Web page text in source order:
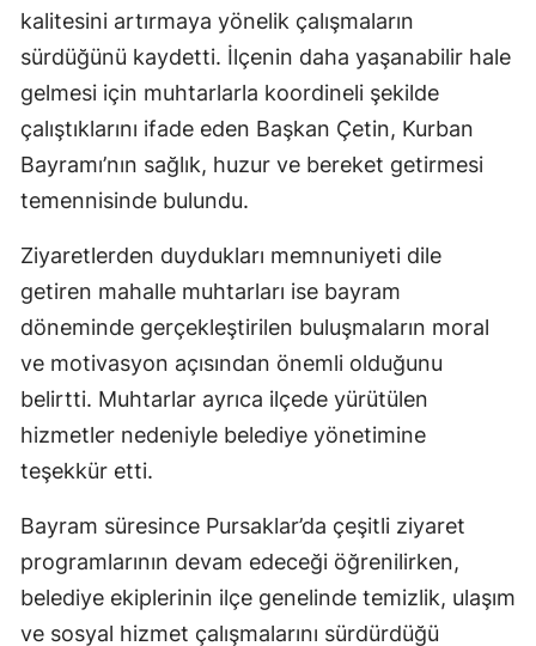
kalitesini artırmaya yönelik çalışmaların
sürdüğünü kaydetti. İlçenin daha yaşanabilir hale
gelmesi için muhtarlarla koordineli şekilde
çalıştıklarını ifade eden Başkan Çetin, Kurban
Bayramı’nın sağlık, huzur ve bereket getirmesi
temennisinde bulundu.
Ziyaretlerden duydukları memnuniyeti dile
getiren mahalle muhtarları ise bayram
döneminde gerçekleştirilen buluşmaların moral
ve motivasyon açısından önemli olduğunu
belirtti. Muhtarlar ayrıca ilçede yürütülen
hizmetler nedeniyle belediye yönetimine
teşekkür etti.
Bayram süresince Pursaklar’da çeşitli ziyaret
programlarının devam edeceği öğrenilirken,
belediye ekiplerinin ilçe genelinde temizlik, ulaşım
ve sosyal hizmet çalışmalarını sürdürdüğü